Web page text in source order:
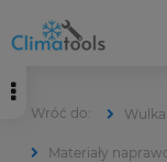
Materiały